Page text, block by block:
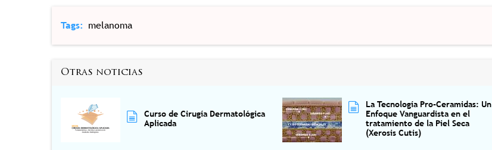
Tags melanoma
Otras noticias
Curso de Cirugía Dermatológica
Aplicada
La Tecnología Pro-Ceramidas: Un
Enfoque Vanguardista en el
tratamiento de la Piel Seca
(Xerosis Cutis)